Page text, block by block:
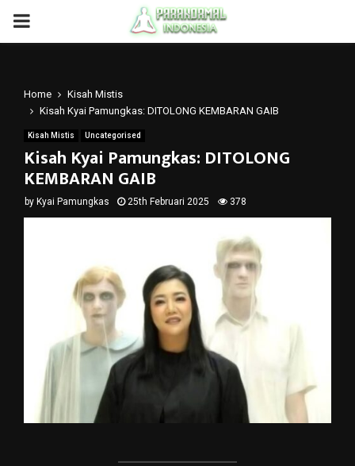
PRIMARY
Home
Kisah Mistis
Kisah Kyai Pamungkas: DITOLONG KEMBARAN GAIB
Kisah Mistis Uncategorised
Kisah Kyai Pamungkas: DITOLONG
KEMBARAN GAIB
by Kyai Pamungkas 25th Februari 2025 378